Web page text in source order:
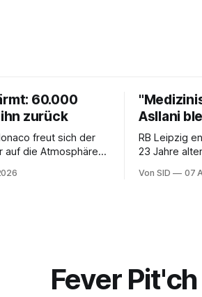
60.000
zurück
freut sich der
die Atmosphäre in
Asllani
RB Leipzig
23 Jahre
Von SID 07
Fever Pit'ch